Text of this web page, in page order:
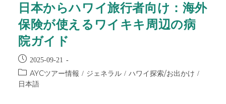
日本からハワイ旅行者向け：海外
保険が使えるワイキキ周辺の病
院ガイド
2025-09-21
AYCツアー情報 / ジェネラル / ハワイ探索/お出かけ /
日本語